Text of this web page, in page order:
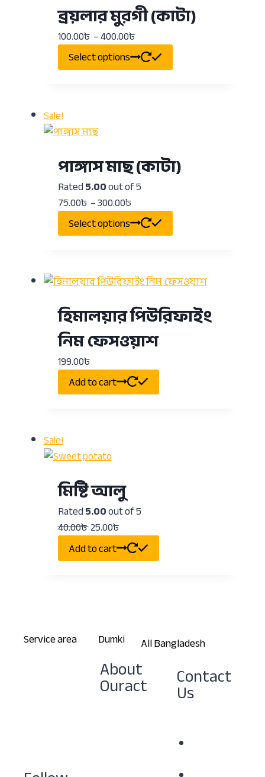
ব্রয়লার মুরগী (কাটা)
100.00৳ –400.00৳
Select options
Sale!
পাঙ্গাস মাছ (কাটা)
Rated5.00out of 5
75.00৳ –300.00৳
Select options
হিমালয়ার পিউরিফাইং
নিম ফেসওয়াশ
199.00৳
Add to cart
Sale!
মিষ্টি আলু
Rated5.00out of 5
40.00৳25.00৳
Add to cart
Service area Dumki All Bangladesh
About
Ouract
Ouract Team
Contact
Us